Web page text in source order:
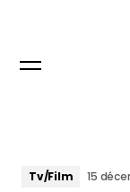
Tv/Film 15